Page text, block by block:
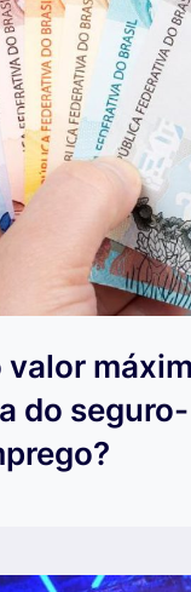
valor
do seguro-